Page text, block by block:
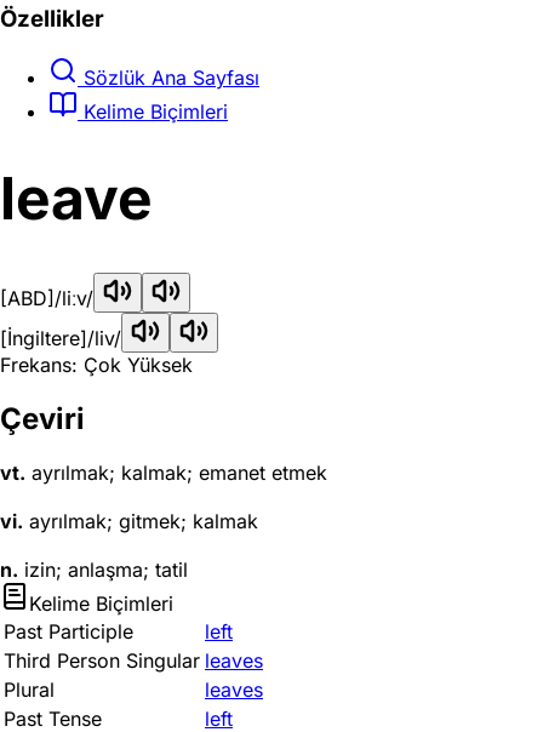
Özellikler
Sözlük Ana Sayfası
Kelime Biçimleri
leave
[ABD] /liːv/
[İngiltere]/liv/
Frekans: Çok Yüksek
Çeviri
vt. ayrılmak; kalmak; emanet etmek
vi. ayrılmak; gitmek; kalmak
n. izin; anlaşma; tatil
Kelime Biçimleri
Past Participle
left
Third Person Singular leaves
Plural
leaves
Past Tense
left